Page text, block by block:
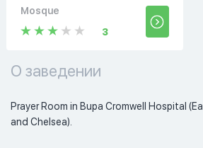
Mosque
3
О заведении
Prayer Room in Bupa Cromwell Hospital
and Chelsea).